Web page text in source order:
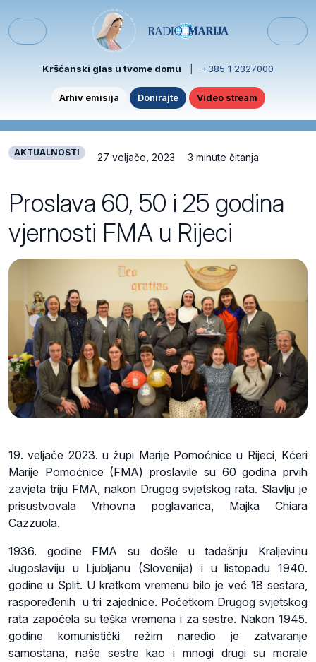
Menu
Kršćanski glas u tvome domu +385 1 2327000
Arhiv emisija Donirajte Video stream
AKTUALNOSTI 27 veljače, 2023 3 minute čitanja
Proslava 60, 50 i 25 godina
vjernosti FMA u Rijeci
19. veljače 2023. u župi Marije Pomoćnice u Rijeci, Kćeri
Marije Pomoćnice (FMA) proslavile su 60 godina prvih
zavjeta triju FMA, nakon Drugog svjetskog rata. Slavlju je
prisustvovala Vrhovna poglavarica, Majka Chiara
Cazzuola.
1936. godine FMA su došle u tadašnju Kraljevinu
Jugoslaviju u Ljubljanu (Slovenija) i u listopadu 1940.
godine u Split. U kratkom vremenu bilo je već 18 sestara,
raspoređenih u tri zajednice. Početkom Drugog svjetskog
rata započela su teška vremena i za sestre. Nakon 1945.
godine komunistički režim naredio je zatvaranje
samostana, naše sestre kao i mnogi drugi su morale